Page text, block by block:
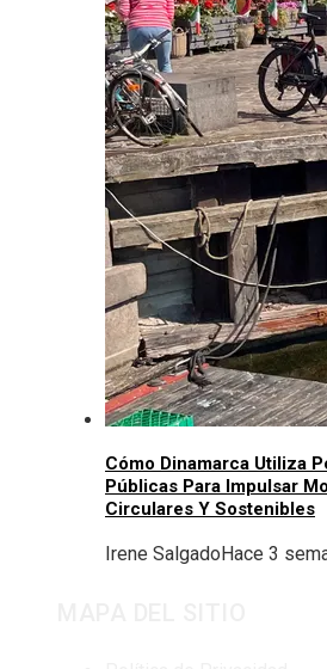
Cómo Dinamarca Utiliza
Públicas Para Impulsar
Circulares Y Sostenibles
Irene SalgadoHace 3